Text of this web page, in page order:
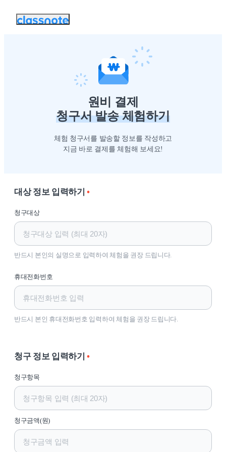
원비 결제
청구서 발송 체험하기
체험 청구서를 발송할 정보를 작성하고
지금 바로 결제를 체험해 보세요!
대상 정보 입력하기 •
청구대상
반드시 본인의 실명으로 입력하여 체험을 권장 드립니다.
휴대전화번호
반드시 본인 휴대전화번호 입력하여 체험을 권장 드립니다.
청구 정보 입력하기 •
청구항목
청구금액(원)